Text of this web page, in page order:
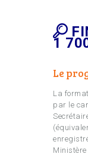
1
Le
La
par le